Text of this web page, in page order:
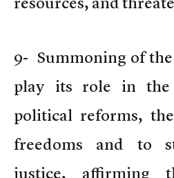
9- Summoning of
play its role in the
political reforms,
freedoms and to
justice, affirming